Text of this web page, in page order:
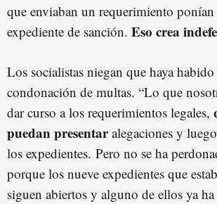
que enviaban un requerimiento
expediente de sanción. Eso crea
Los socialistas niegan que haya
condonación de multas. “Lo que
dar curso a los requerimientos legales,
puedan presentaralegaciones y
los expedientes. Pero no se ha
porque los nueve expedientes que
siguen abiertos y alguno de ellos ya